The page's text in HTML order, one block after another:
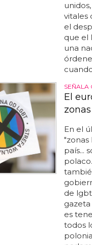
vitales
el
que el
una
SEÑALA
El
En el
país...
de
es
todos